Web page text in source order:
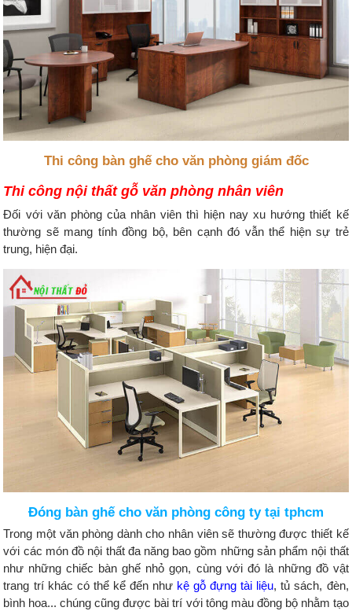
Thi công bàn ghế cho văn phòng giám đốc
Thi công nội thất gỗ văn phòng nhân viên
Đối với văn phòng của nhân viên thì hiện nay xu hướng thiết kế
thường sẽ mang tính đồng bộ, bên cạnh đó vẫn thể hiện sự trẻ
trung, hiện đại.
Đóng bàn ghế cho văn phòng công ty tại tphcm
Trong một văn phòng dành cho nhân viên sẽ thường được thiết kế
với các món đồ nội thất đa năng bao gồm những sản phẩm nội thất
như những chiếc bàn ghế nhỏ gọn, cùng với đó là những đồ vật
trang trí khác có thể kể đến như kệ gỗ đựng tài liệu, tủ sách, đèn,
bình hoa... chúng cũng được bài trí với tông màu đồng bộ nhằm tạo